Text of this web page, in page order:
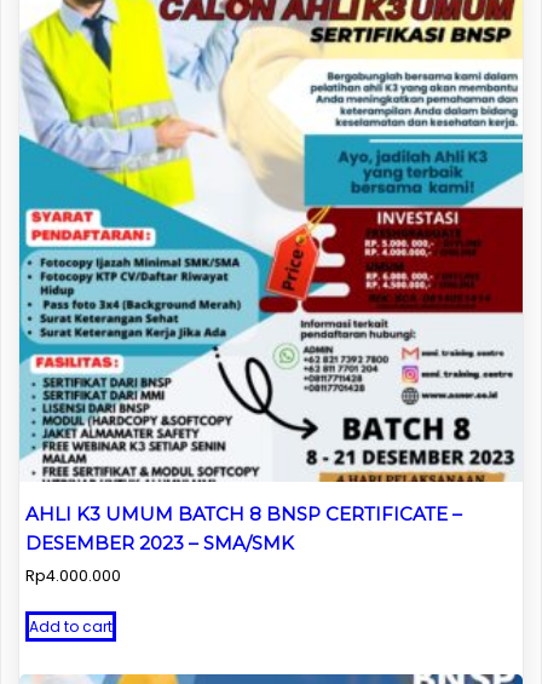
AHLI K3 UMUM BATCH 8 BNSP CERTIFICATE –
DESEMBER 2023 – SMA/SMK
Rp4.000.000
Add to cart